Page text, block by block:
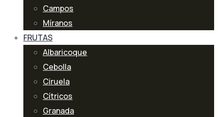
Campos
Míranos
FRUTAS
Albaricoque
Cebolla
Ciruela
Cítricos
Granada